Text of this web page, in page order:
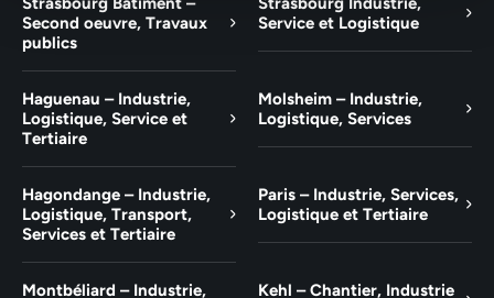
Second oeuvre, Travaux
publics
Service et Logistique
Haguenau – Industrie,
Logistique, Service et
Tertiaire
Molsheim – Industrie,
Logistique, Services
Hagondange – Industrie,
Logistique, Transport,
Services et Tertiaire
Paris – Industrie, Services,
Logistique et Tertiaire
Montbéliard – Industrie,
Kehl – Chantier, Industrie